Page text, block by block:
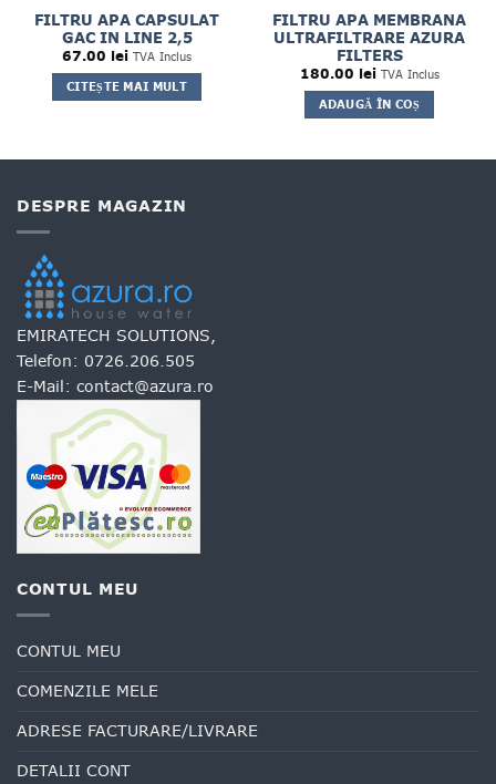
FILTRU APA CAPSULAT
GAC IN LINE 2,5
67.00 lei TVA Inclus
CITEȘTE MAI MULT
FILTRU APA MEMBRANA
ULTRAFILTRARE AZURA
FILTERS
180.00 lei TVA Inclus
ADAUGĂ ÎN COȘ
DESPRE MAGAZIN
EMIRATECH SOLUTIONS,
Telefon: 0726.206.505
E-Mail: contact@azura.ro
CONTUL MEU
CONTUL MEU
COMENZILE MELE
ADRESE FACTURARE/LIVRARE
DETALII CONT